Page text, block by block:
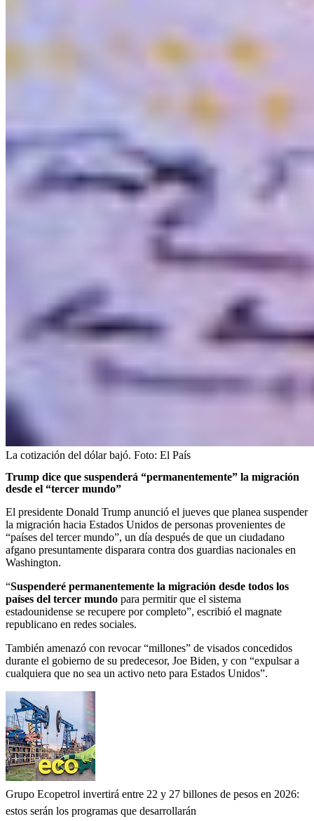
La cotización del dólar bajó. Foto: El País
Trump dice que suspenderá “permanentemente” la migración
desde el “tercer mundo”
El presidente Donald Trump anunció el jueves que planea suspender
la migración hacia Estados Unidos de personas provenientes de
“países del tercer mundo”, un día después de que un ciudadano
afgano presuntamente disparara contra dos guardias nacionales en
Washington.
“Suspenderé permanentemente la migración desde todos los
países del tercer mundo para permitir que el sistema
estadounidense se recupere por completo”, escribió el magnate
republicano en redes sociales.
También amenazó con revocar “millones” de visados concedidos
durante el gobierno de su predecesor, Joe Biden, y con “expulsar a
cualquiera que no sea un activo neto para Estados Unidos”.
Grupo Ecopetrol invertirá entre 22 y 27 billones de pesos en 2026:
estos serán los programas que desarrollarán